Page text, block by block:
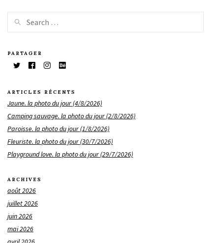
PARTAGER
ARTICLES RÉCENTS
Jaune. la photo du jour (4/8/2026)
Camping sauvage. la photo du jour (2/8/2026)
Paroisse. la photo du jour (1/8/2026)
Fleuriste. la photo du jour (30/7/2026)
Playground love. la photo du jour (29/7/2026)
ARCHIVES
août 2026
juillet 2026
juin 2026
mai 2026